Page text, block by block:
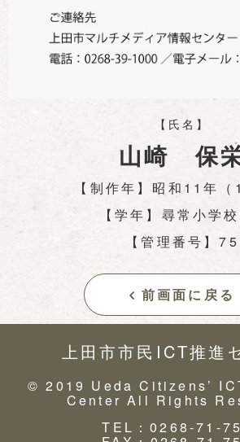
【氏名】
山崎 保
【制作年】昭和11年（
【学年】尋常小学
【管理番号】75
前画面に戻る
上田市市民ICT推進
© 2019 Ueda Citizens’
Center All Rights
TEL：0268-71-